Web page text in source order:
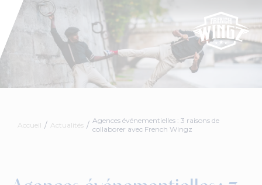
Accueil Actualités
Agences événementielles : 3 raisons de
collaborer avec French Wingz